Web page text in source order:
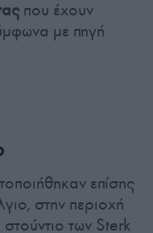
που έχουν
με πηγή
επίσης
στην περιοχή
των Sterk